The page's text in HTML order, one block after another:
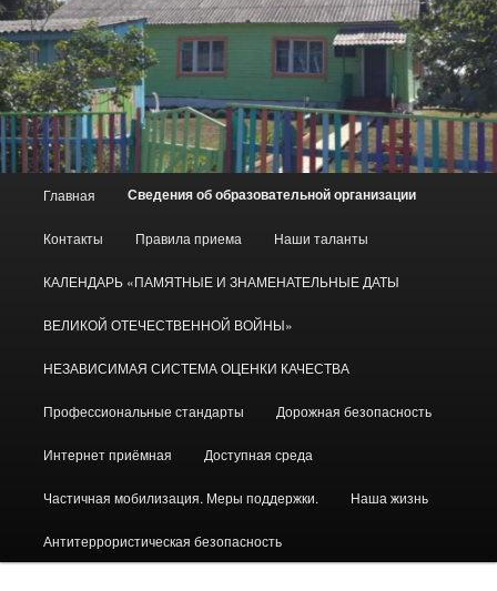
Главная Сведения об образовательной организации
Контакты Правила приема Наши таланты
КАЛЕНДАРЬ «ПАМЯТНЫЕ И ЗНАМЕНАТЕЛЬНЫЕ ДАТЫ
ВЕЛИКОЙ ОТЕЧЕСТВЕННОЙ ВОЙНЫ»
НЕЗАВИСИМАЯ СИСТЕМА ОЦЕНКИ КАЧЕСТВА
Профессиональные стандарты Дорожная безопасность
Интернет приёмная Доступная среда
Частичная мобилизация. Меры поддержки. Наша жизнь
Антитеррористическая безопасность